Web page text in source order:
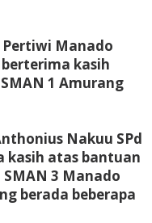
Pertiwi Manado
kasih
1 Amurang
Nakuu SPd
kasih atas bantuan
3 Manado
berada beberapa